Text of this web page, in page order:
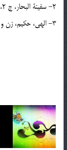
2- سفينة البحار، ج 2، ص 596
3- الهي، حكيم، زن و آزادي، ص 53